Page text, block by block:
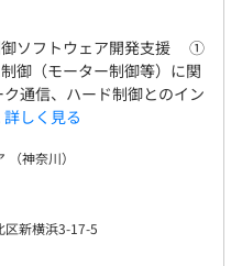
御ソフトウェア開発支援 ①
御（モーター制御等）に関
通信、ハード制御とのイン
詳しく見る
神奈川）
区新横浜3-17-5